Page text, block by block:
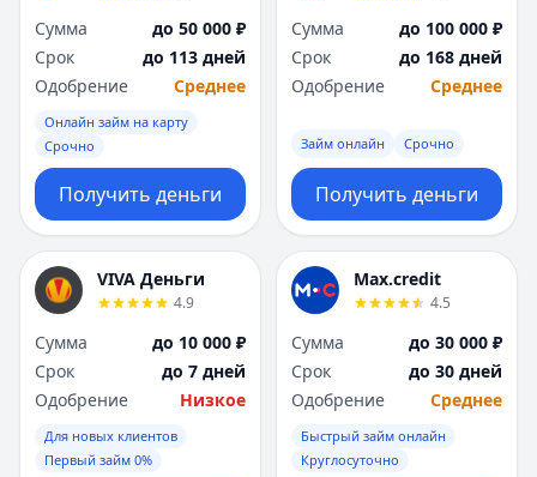
Ульяновск
Уфа
Хабаровск
Ч
Чебоксары
Челябинск
Я
Вся Россия
Ульяновск
Уфа
Хабаровск
Ч
Чебоксары
Челябинск
Я
Вся Россия
Сумма
до 50 000 ₽
Срок
до 113 дней
Одобрение
Среднее
Онлайн займ на карту
Срочно
Получить деньги
Сумма
до 100 000 ₽
Срок
до 168 дней
Одобрение
Среднее
Займ онлайн Срочно
Получить деньги
VIVA Деньги
4.9
Сумма
до 10 000 ₽
Срок
до 7 дней
Одобрение
Низкое
Для новых клиентов
Первый займ 0%
Max.credit
4.5
Сумма
до 30 000 ₽
Срок
до 30 дней
Одобрение
Среднее
Быстрый займ онлайн
Круглосуточно